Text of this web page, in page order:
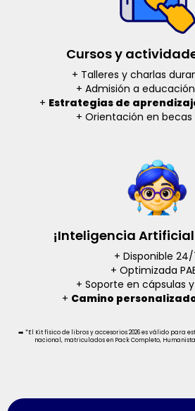
Cursos y
+ Talleres y charlas
+ Admisión a
+ Estrategias de
+ Orientación en becas
¡Inteligencia
+ Disponible 24/
+ Optimizada
+ Soporte en cápsulas
+ Camino
➡️ *El Kit físico de libros y accesorios 2026 es válido para
nacional, matriculados en Pack Completo,